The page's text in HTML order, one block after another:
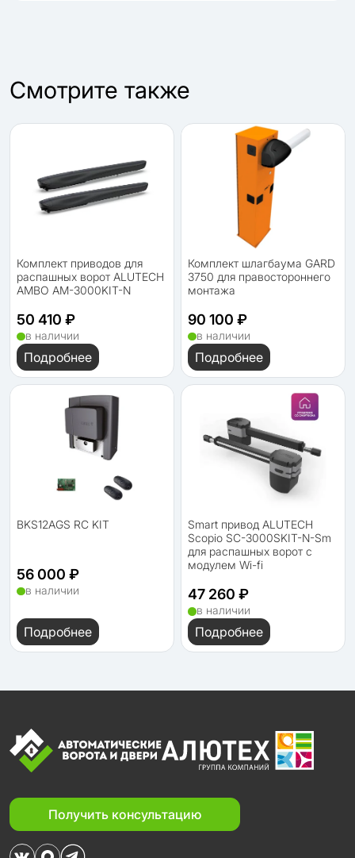
Cмотрите также
Комплект приводов для
распашных ворот ALUTECH
AMBO AM-3000KIT-N
50 410 ₽
в наличии
Подробнее
Комплект шлагбаума GARD
3750 для правостороннего
монтажа
90 100 ₽
в наличии
Подробнее
BKS12AGS RC KIT
56 000 ₽
в наличии
Подробнее
Smart привод ALUTECH
Scopio SC-3000SKIT-N-Sm
для распашных ворот с
модулем Wi-fi
47 260 ₽
в наличии
Подробнее
Получить консультацию